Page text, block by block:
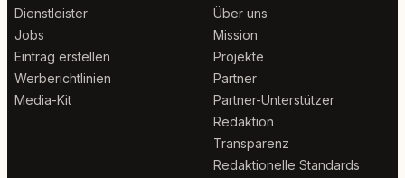
Dienstleister
Jobs
Eintrag erstellen
Werberichtlinien
Media-Kit
Über uns
Mission
Projekte
Partner
Partner-Unterstützer
Redaktion
Transparenz
Redaktionelle Standards